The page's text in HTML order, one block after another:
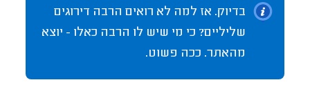
בדיוק. אז למה לא רואים הרבה דירוגים
שליליים? כי מי שיש לו הרבה כאלו - יוצא
מהאתר. ככה פשוט.